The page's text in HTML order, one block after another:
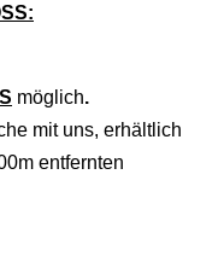
möglich.
mit uns, erhältlich
entfernten